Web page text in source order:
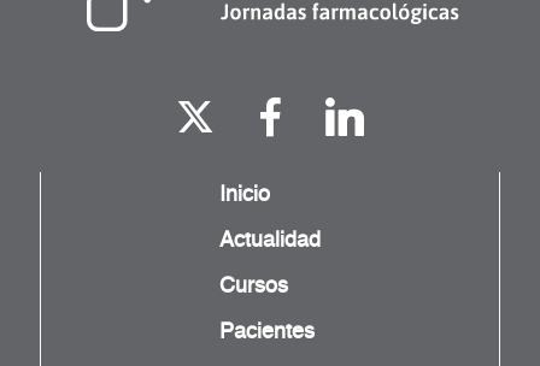
Inicio
Actualidad
Cursos
Pacientes